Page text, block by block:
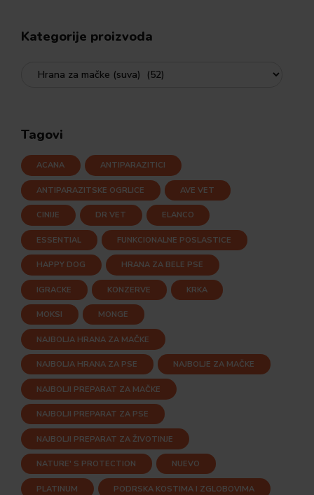
Kategorije proizvoda
Tagovi
ACANA ANTIPARAZITICI
ANTIPARAZITSKE OGRLICE AVE VET
CINIJE DR VET ELANCO
ESSENTIAL FUNKCIONALNE POSLASTICE
HAPPY DOG HRANA ZA BELE PSE
IGRACKE KONZERVE KRKA
MOKSI MONGE
NAJBOLJA HRANA ZA MAČKE
NAJBOLJA HRANA ZA PSE NAJBOLJE ZA MAČKE
NAJBOLJI PREPARAT ZA MAČKE
NAJBOLJI PREPARAT ZA PSE
NAJBOLJI PREPARAT ZA ŽIVOTINJE
NATURE' S PROTECTION NUEVO
PLATINUM PODRSKA KOSTIMA I ZGLOBOVIMA